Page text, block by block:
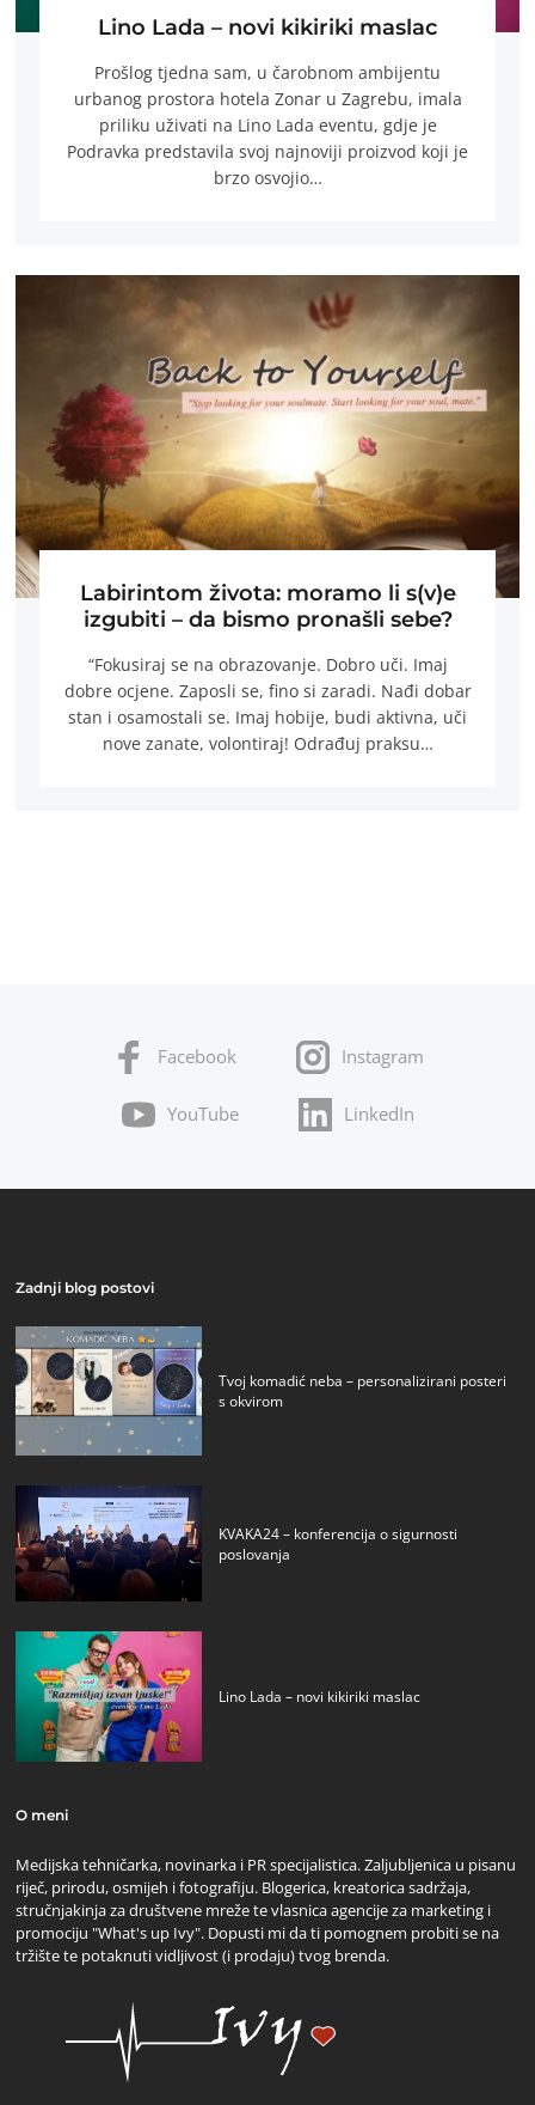
Lino Lada – novi kikiriki maslac
Prošlog tjedna sam, u čarobnom ambijentu
urbanog prostora hotela Zonar u Zagrebu, imala
priliku uživati na Lino Lada eventu, gdje je
Podravka predstavila svoj najnoviji proizvod koji je
brzo osvojio…
Labirintom života: moramo li s(v)e
izgubiti – da bismo pronašli sebe?
“Fokusiraj se na obrazovanje. Dobro uči. Imaj
dobre ocjene. Zaposli se, fino si zaradi. Nađi dobar
stan i osamostali se. Imaj hobije, budi aktivna, uči
nove zanate, volontiraj! Odrađuj praksu…
Facebook Instagram
YouTube LinkedIn
Zadnji blog postovi
Tvoj komadić neba – personalizirani posteri
s okvirom
KVAKA24 – konferencija o sigurnosti
poslovanja
Lino Lada – novi kikiriki maslac
O meni
Medijska tehničarka, novinarka i PR specijalistica. Zaljubljenica u pisanu
riječ, prirodu, osmijeh i fotografiju. Blogerica, kreatorica sadržaja,
stručnjakinja za društvene mreže te vlasnica agencije za marketing i
promociju "What's up Ivy". Dopusti mi da ti pomognem probiti se na
tržište te potaknuti vidljivost (i prodaju) tvog brenda.